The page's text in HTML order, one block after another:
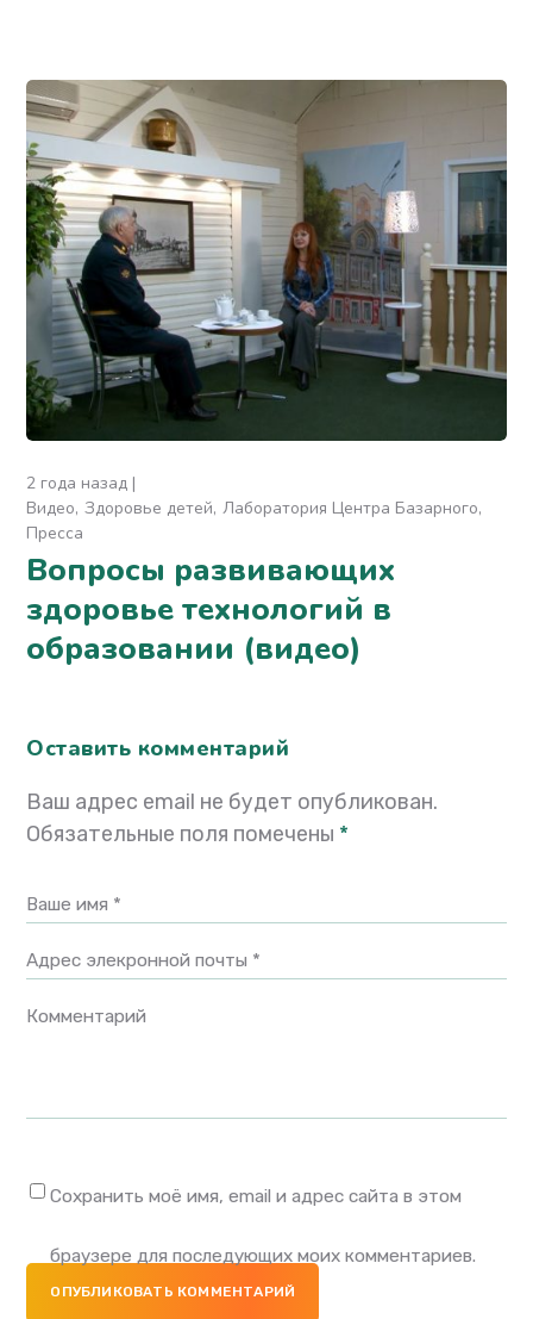
2 года назад
Видео Здоровье детей Лаборатория Центра Базарного
Пресса
Вопросы развивающих
здоровье технологий в
образовании (видео)
Оставить комментарий
Ваш адрес email не будет опубликован.
Обязательные поля помечены *
Ваше имя *
Адрес элекронной почты *
Комментарий
Сохранить моё имя, email и адрес сайта в этом
браузере для последующих моих комментариев.
ОПУБЛИКОВАТЬ КОММЕНТАРИЙ